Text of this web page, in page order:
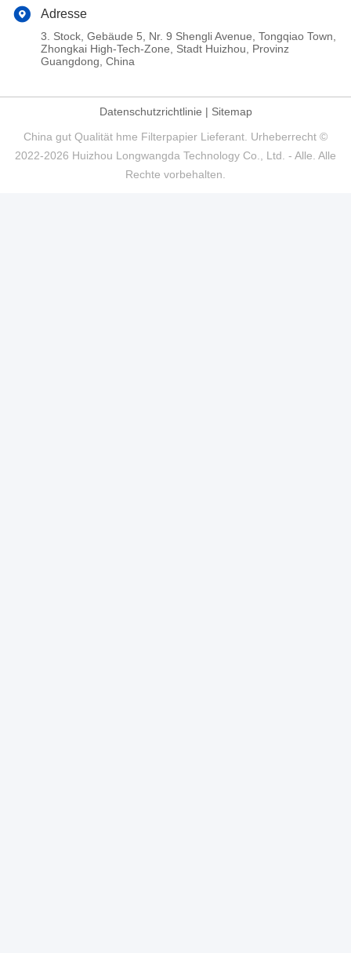
Adresse
3. Stock, Gebäude 5, Nr. 9 Shengli Avenue, Tongqiao Town,
Zhongkai High-Tech-Zone, Stadt Huizhou, Provinz
Guangdong, China
Datenschutzrichtlinie | Sitemap
China gut Qualität hme Filterpapier Lieferant. Urheberrecht ©
2022-2026 Huizhou Longwangda Technology Co., Ltd. - Alle. Alle
Rechte vorbehalten.